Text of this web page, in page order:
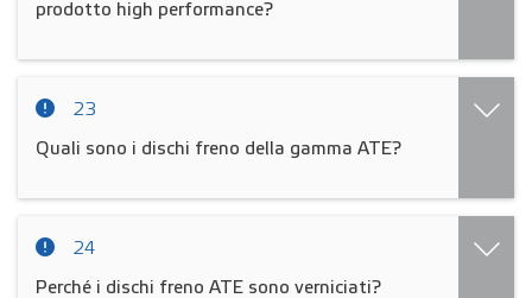
prodotto high performance?
23
Quali sono i dischi freno della gamma ATE?
24
Perché i dischi freno ATE sono verniciati?